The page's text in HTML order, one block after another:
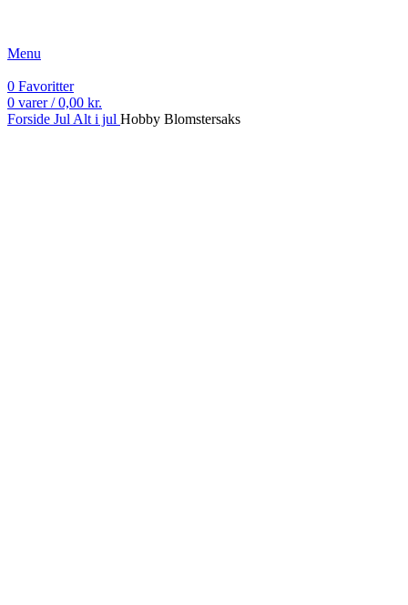
Menu
0 Favoritter
0 varer / 0,00 kr.
Forside Jul Alt i jul Hobby Blomstersaks